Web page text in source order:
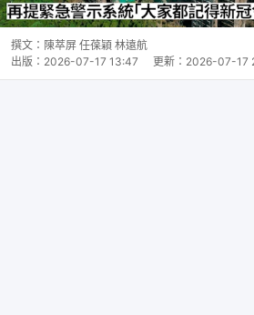
撰文： 陳萃屏 任葆穎 林遠航
出版： 2026-07-17 13:47 更新： 2026-07-17